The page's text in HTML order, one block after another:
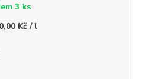
3 ks
Kč / l